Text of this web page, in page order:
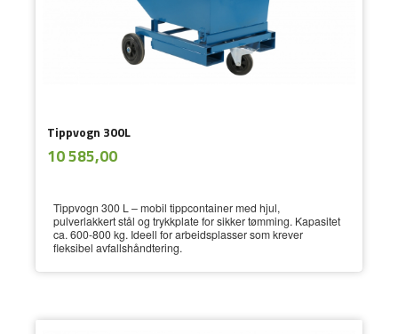
Tippvogn 300L
Pris
10 585,00mva.
Tippvogn 300 L – mobil tippcontainer med hjul,
pulverlakkert stål og trykkplate for sikker tømming. Kapasitet
ca. 600-800 kg. Ideell for arbeidsplasser som krever
fleksibel avfallshåndtering.